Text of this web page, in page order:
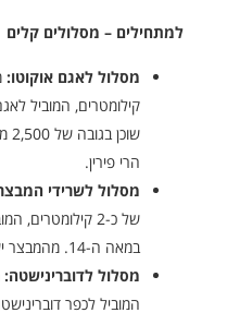
למתחילים – מסלולים קלים
מסלול לאגם אוקוטו:
קילומטרים, המוביל
הרי פירין.
מסלול לשרידי
של כ-2
במאה ה-14. מהמבצר יש תצפית יפה על העיירה וההרים.
מסלול לדוברינישטה: